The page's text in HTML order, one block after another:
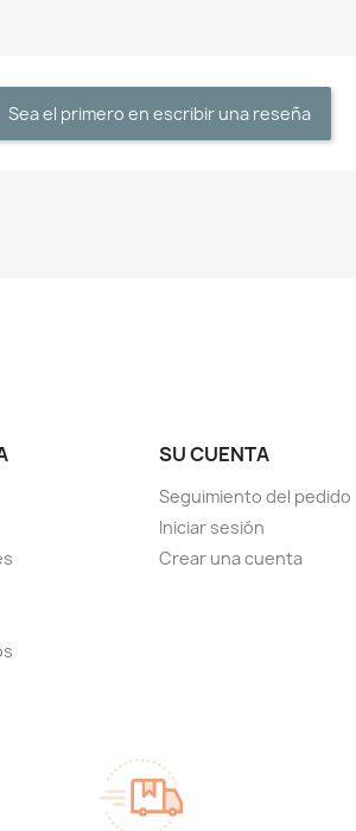
Sea el primero en escribir una reseña
SU CUENTA
Seguimiento del pedido
Iniciar sesión
Crear una cuenta